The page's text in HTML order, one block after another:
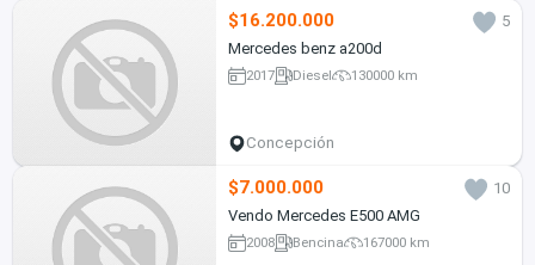
$16.200.000
5
Mercedes benz a200d
2017 Diesel 130000 km
Concepción
$7.000.000
10
Vendo Mercedes E500 AMG
2008 Bencina 167000 km